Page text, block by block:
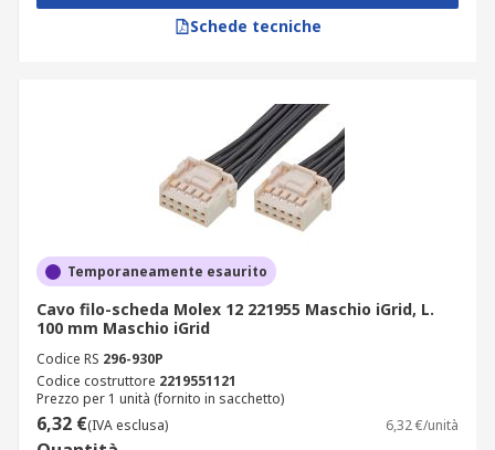
Schede tecniche
Temporaneamente esaurito
Cavo filo-scheda Molex 12 221955 Maschio iGrid, L.
100 mm Maschio iGrid
Codice RS 296-930P
Codice costruttore 2219551121
Prezzo per 1 unità (fornito in sacchetto)
6,32 €(IVA esclusa) 6,32 €/unità